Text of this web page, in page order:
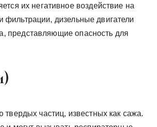
их негативное воздействие на
дизельные двигатели
представляющие опасность для
твердых частиц, известных как сажа.